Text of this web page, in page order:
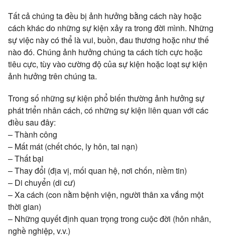
Tất cả chúng ta đều bị ảnh hưởng bằng cách này hoặc
cách khác do những sự kiện xảy ra trong đời mình. Những
sự việc này có thể là vui, buồn, đau thương hoặc như thế
nào đó. Chúng ảnh hưởng chúng ta cách tích cực hoặc
tiêu cực, tùy vào cường độ của sự kiện hoặc loạt sự kiện
ảnh hưởng trên chúng ta.
Trong số những sự kiện phổ biến thường ảnh hưởng sự
phát triển nhân cách, có những sự kiện liên quan với các
điều sau đây:
– Thành công
– Mất mát (chết chóc, ly hôn, tai nạn)
– Thất bại
– Thay đổi (địa vị, mối quan hệ, nơi chốn, niềm tin)
– Di chuyển (di cư)
– Xa cách (con nằm bệnh viện, người thân xa vắng một
thời gian)
– Những quyết định quan trọng trong cuộc đời (hôn nhân,
nghề nghiệp, v.v.)